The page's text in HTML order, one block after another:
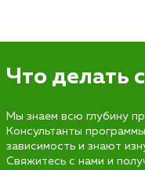
Что делать
Мы знаем всю глубину
Консультанты
зависимость и знают
Свяжитесь с нами и